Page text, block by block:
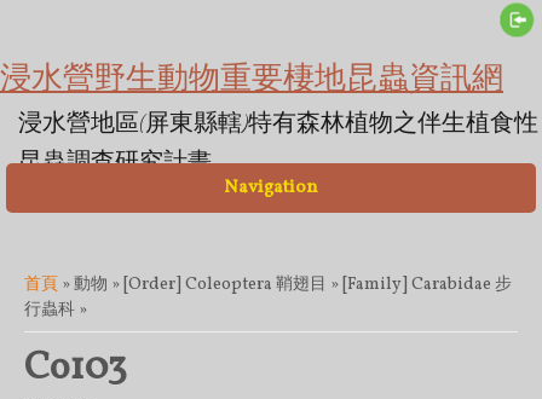
浸水營野生動物重要棲地昆蟲資訊網
浸水營地區(屏東縣轄)特有森林植物之伴生植食性
昆蟲調查研究計畫
Navigation
您在這裡
首頁 » 動物 » [Order] Coleoptera 鞘翅目 » [Family] Carabidae 步
行蟲科 »
Co103